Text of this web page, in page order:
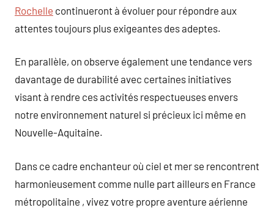
Rochelle continueront à évoluer pour répondre aux
attentes toujours plus exigeantes des adeptes.
En parallèle, on observe également une tendance vers
davantage de durabilité avec certaines initiatives
visant à rendre ces activités respectueuses envers
notre environnement naturel si précieux ici même en
Nouvelle-Aquitaine.
Dans ce cadre enchanteur où ciel et mer se rencontrent
harmonieusement comme nulle part ailleurs en France
métropolitaine , vivez votre propre aventure aérienne